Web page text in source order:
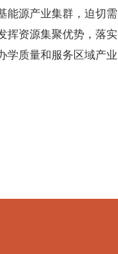
能源产业集群，迫切需
挥资源集聚优势，落实
学质量和服务区域产业